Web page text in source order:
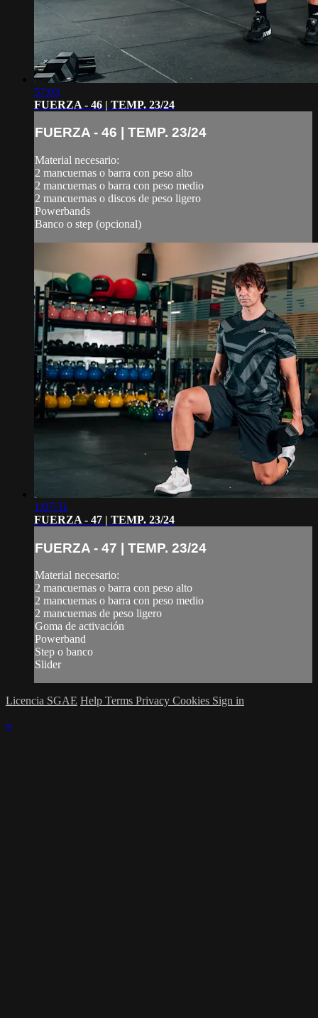
57:03
FUERZA - 46 | TEMP. 23/24
FUERZA - 46 | TEMP. 23/24
Material necesario:
2 mancuernas o barra con peso alto
2 mancuernas o barra con peso medio
2 mancuernas o discos de peso ligero
Powerbands
Banco o step (opcional)
1:07:31
FUERZA - 47 | TEMP. 23/24
FUERZA - 47 | TEMP. 23/24
Material necesario:
2 mancuernas o barra con peso alto
2 mancuernas o barra con peso medio
2 mancuernas de peso ligero
Goma de activación
Powerband
Step o banco
Slider
Licencia SGAE Help Terms Privacy Cookies Sign in
×